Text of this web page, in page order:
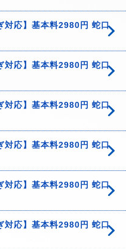
対応】基本料2980円 蛇口
対応】基本料2980円 蛇口
対応】基本料2980円 蛇口
対応】基本料2980円 蛇口
対応】基本料2980円 蛇口
対応】基本料2980円 蛇口